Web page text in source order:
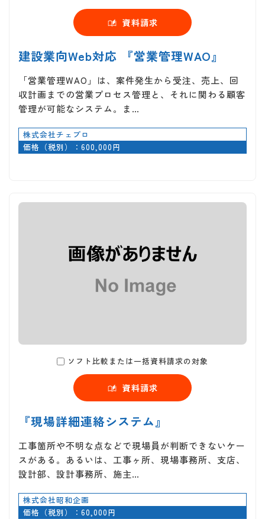
資料請求
建設業向Web対応 『営業管理WAO』
「営業管理WAO」は、案件発生から受注、売上、回
収計画までの営業プロセス管理と、それに関わる顧客
管理が可能なシステム。ま…
株式会社チェプロ
価格（税別）：600,000円
ソフト比較または一括資料請求の対象
資料請求
『現場詳細連絡システム』
工事箇所や不明な点などで現場員が判断できないケー
スがある。あるいは、工事ヶ所、現場事務所、支店、
設計部、設計事務所、施主…
株式会社昭和企画
価格（税別）：60,000円